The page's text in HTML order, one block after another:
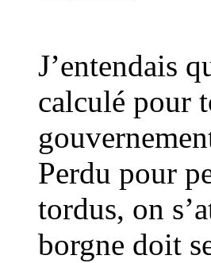
J’entendais
calculé pour
Perdu pour
tordus, on
borgne doit